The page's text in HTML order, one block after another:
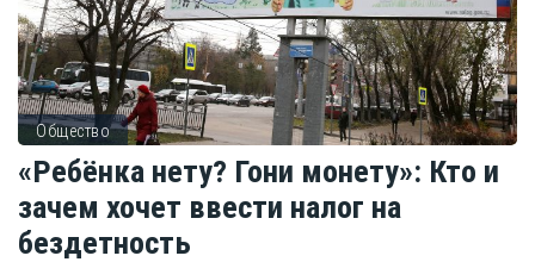
Общество
«Ребёнка нету? Гони монету»: Кто и
зачем хочет ввести налог на
бездетность